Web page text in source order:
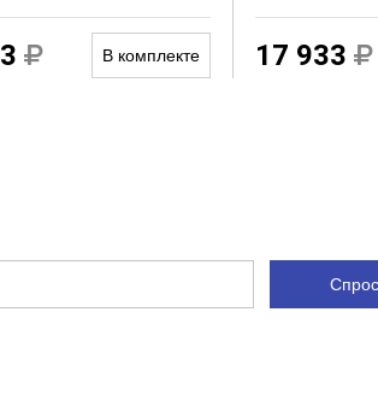
В комплекте 17 933